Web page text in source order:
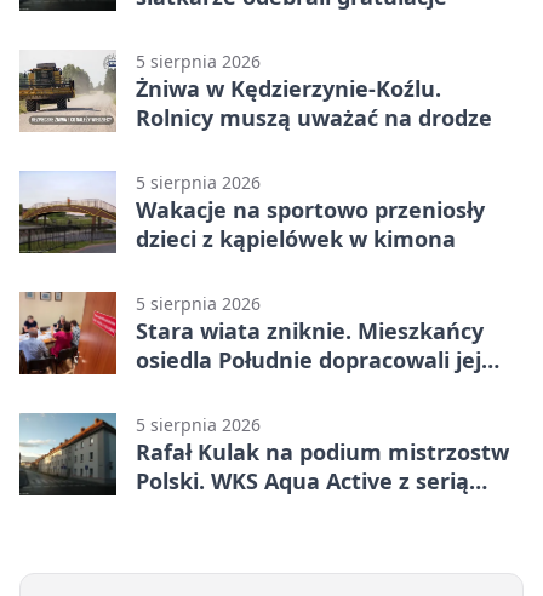
5 sierpnia 2026
Żniwa w Kędzierzynie-Koźlu.
Rolnicy muszą uważać na drodze
5 sierpnia 2026
Wakacje na sportowo przeniosły
dzieci z kąpielówek w kimona
5 sierpnia 2026
Stara wiata zniknie. Mieszkańcy
osiedla Południe dopracowali jej
5 sierpnia 2026
Rafał Kulak na podium mistrzostw
Polski. WKS Aqua Active z serią